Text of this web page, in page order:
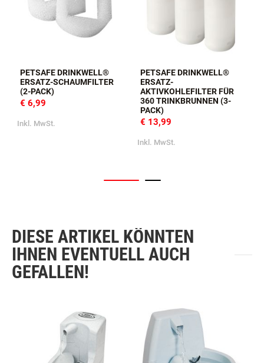
PETSAFE DRINKWELL®
ERSATZ-SCHAUMFILTER
(2-PACK)
€ 6,99
Inkl. MwSt.
PETSAFE DRINKWELL®
ERSATZ-
AKTIVKOHLEFILTER FÜR
360 TRINKBRUNNEN (3-
PACK)
€ 13,99
Inkl. MwSt.
DIESE ARTIKEL KÖNNTEN
IHNEN EVENTUELL AUCH
GEFALLEN!